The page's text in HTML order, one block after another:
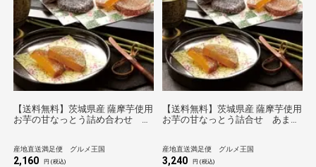
【送料無料】茨城県産 薩摩芋使用
お芋の甘なっとう詰め合わせ あ
モ さつまいも スイーツ
産地直送満足便 グルメ王国
2,160 円 (税込)
【送料無料】茨城県産 薩摩芋使用
お芋の甘なっとう詰合せ あまな
モ さつまいも スイーツ
産地直送満足便 グルメ王国
3,240 円 (税込)